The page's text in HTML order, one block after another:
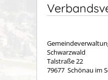
Schwarzwald
Talstraße 22
79677 Schönau im